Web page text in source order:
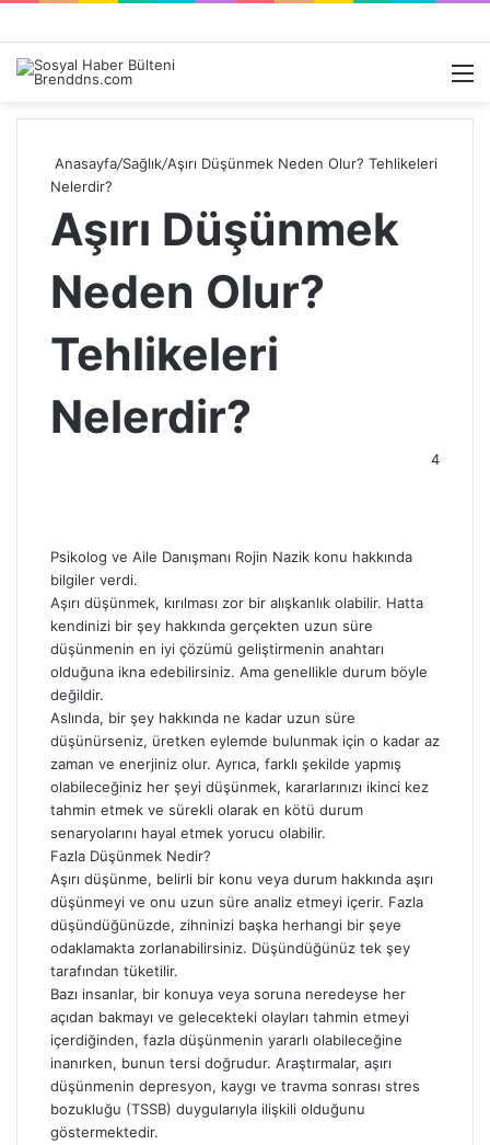
Arama
Anasayfa/Sağlık/Aşırı Düşünmek Neden Olur? Tehlikeleri
Nelerdir?
Aşırı Düşünmek
Neden Olur?
Tehlikeleri
Nelerdir?
4
Psikolog ve Aile Danışmanı Rojin Nazik konu hakkında
bilgiler verdi.
Aşırı düşünmek, kırılması zor bir alışkanlık olabilir. Hatta
kendinizi bir şey hakkında gerçekten uzun süre
düşünmenin en iyi çözümü geliştirmenin anahtarı
olduğuna ikna edebilirsiniz. Ama genellikle durum böyle
değildir.
Aslında, bir şey hakkında ne kadar uzun süre
düşünürseniz, üretken eylemde bulunmak için o kadar az
zaman ve enerjiniz olur. Ayrıca, farklı şekilde yapmış
olabileceğiniz her şeyi düşünmek, kararlarınızı ikinci kez
tahmin etmek ve sürekli olarak en kötü durum
senaryolarını hayal etmek yorucu olabilir.
Fazla Düşünmek Nedir?
Aşırı düşünme, belirli bir konu veya durum hakkında aşırı
düşünmeyi ve onu uzun süre analiz etmeyi içerir. Fazla
düşündüğünüzde, zihninizi başka herhangi bir şeye
odaklamakta zorlanabilirsiniz. Düşündüğünüz tek şey
tarafından tüketilir.
Bazı insanlar, bir konuya veya soruna neredeyse her
açıdan bakmayı ve gelecekteki olayları tahmin etmeyi
içerdiğinden, fazla düşünmenin yararlı olabileceğine
inanırken, bunun tersi doğrudur. Araştırmalar, aşırı
düşünmenin depresyon, kaygı ve travma sonrası stres
bozukluğu (TSSB) duygularıyla ilişkili olduğunu
göstermektedir.